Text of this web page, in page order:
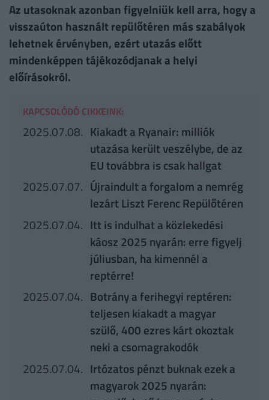
Az utasoknak azonban figyelniük kell arra, hogy a
visszaúton használt repülőtéren más szabályok
lehetnek érvényben, ezért utazás előtt
mindenképpen tájékozódjanak a helyi
előírásokról.
KAPCSOLÓDÓ CIKKEINK:
2025.07.08. Kiakadt a Ryanair: milliók
utazása került veszélybe, de az
EU továbbra is csak hallgat
2025.07.07. Újraindult a forgalom a nemrég
lezárt Liszt Ferenc Repülőtéren
2025.07.04. Itt is indulhat a közlekedési
káosz 2025 nyarán: erre figyelj
júliusban, ha kimennél a
reptérre!
2025.07.04. Botrány a ferihegyi reptéren:
teljesen kiakadt a magyar
szülő, 400 ezres kárt okoztak
neki a csomagrakodók
2025.07.04. Irtózatos pénzt buknak ezek a
magyarok 2025 nyarán: